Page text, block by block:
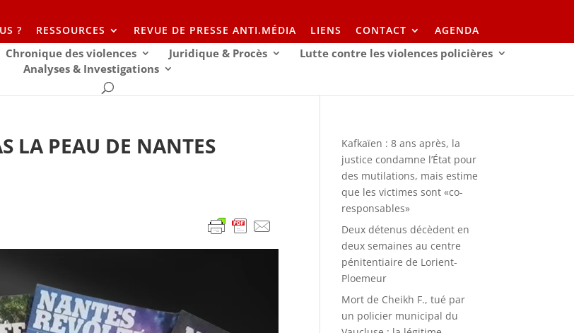
? RESSOURCES REVUE DE PRESSE ANTI.MÉDIA LIENS CONTACT AGENDA
Chronique des violences Juridique & Procès
Lutte contre les violences policières
Analyses & Investigations
LA PEAU DE NANTES
Kafkaïen : 8 ans après, la
justice condamne l’État pour
des mutilations, mais estime
que les victimes sont «co-
responsables»
Deux détenus décèdent en
deux semaines au centre
pénitentiaire de Lorient-
Ploemeur
Mort de Cheikh F., tué par
un policier municipal du